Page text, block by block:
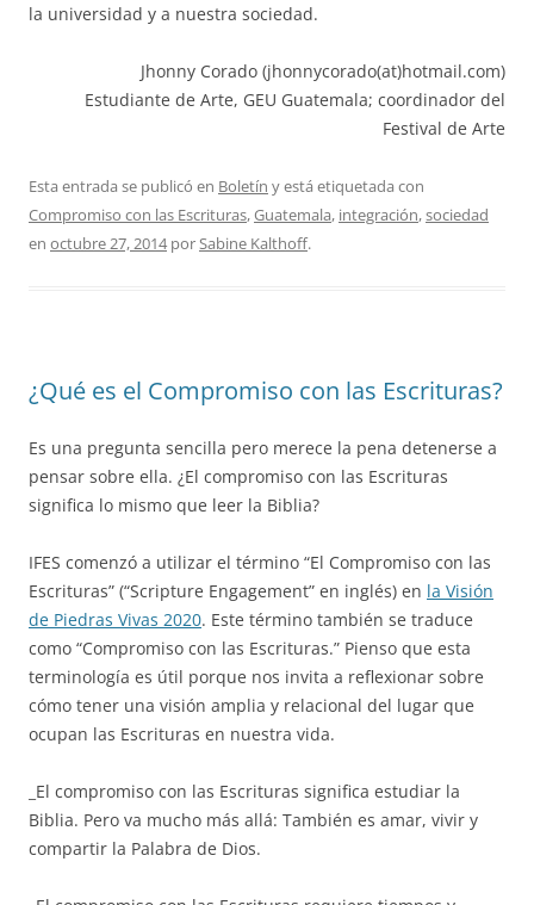
la universidad y a nuestra sociedad.
Jhonny Corado (jhonnycorado(at)hotmail.com)
Estudiante de Arte, GEU Guatemala; coordinador del
Festival de Arte
Esta entrada se publicó en Boletín y está etiquetada con
Compromiso con las Escrituras,Guatemala, integración,sociedad
en octubre 27, 2014porSabine Kalthoff.
¿Qué es el Compromiso con las Escrituras?
Es una pregunta sencilla pero merece la pena detenerse a
pensar sobre ella. ¿El compromiso con las Escrituras
significa lo mismo que leer la Biblia?
IFES comenzó a utilizar el término “El Compromiso con las
Escrituras” (“Scripture Engagement” en inglés) en la Visión
de Piedras Vivas 2020. Este término también se traduce
como “Compromiso con las Escrituras.” Pienso que esta
terminología es útil porque nos invita a reflexionar sobre
cómo tener una visión amplia y relacional del lugar que
ocupan las Escrituras en nuestra vida.
_El compromiso con las Escrituras significa estudiar la
Biblia. Pero va mucho más allá: También es amar, vivir y
compartir la Palabra de Dios.